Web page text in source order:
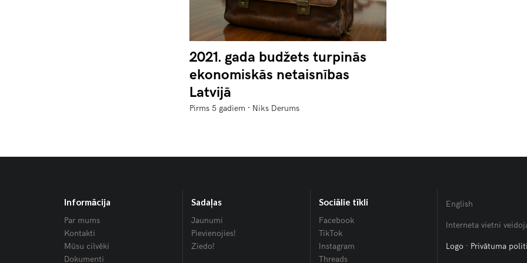
2021. gada budžets turpinās
ekonomiskās netaisnības
Latvijā
Pirms 5 gadiem · Niks Derums
Informācija
Par mums
Kontakti
Mūsu cilvēki
Dokumenti
Sadaļas
Jaunumi
Pievienojies!
Ziedo!
Sociālie tīkli
Facebook
TikTok
Instagram
Threads
English
Interneta vietni
Logo · Privātuma